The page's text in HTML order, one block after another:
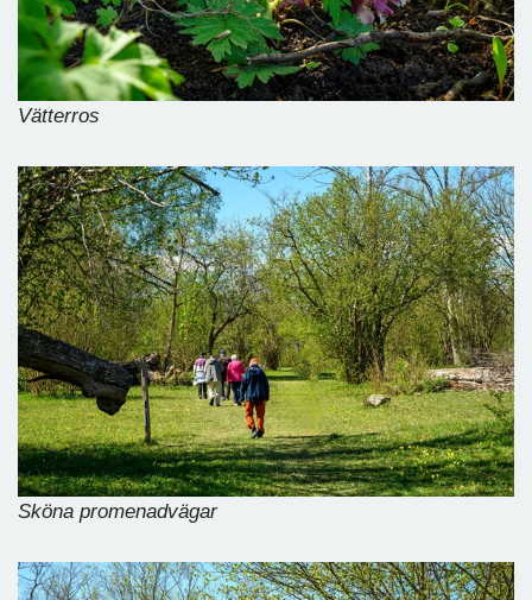
Vätterros
Sköna promenadvägar